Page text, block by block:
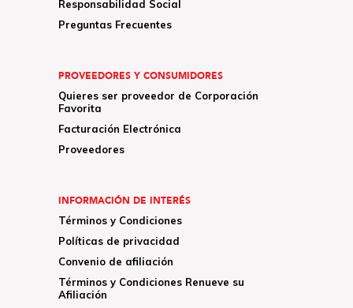
Responsabilidad Social
Preguntas Frecuentes
PROVEEDORES Y CONSUMIDORES
Quieres ser proveedor de Corporación
Favorita
Facturación Electrónica
Proveedores
INFORMACIÓN DE INTERÉS
Términos y Condiciones
Políticas de privacidad
Convenio de afiliación
Términos y Condiciones Renueve su
Afiliación